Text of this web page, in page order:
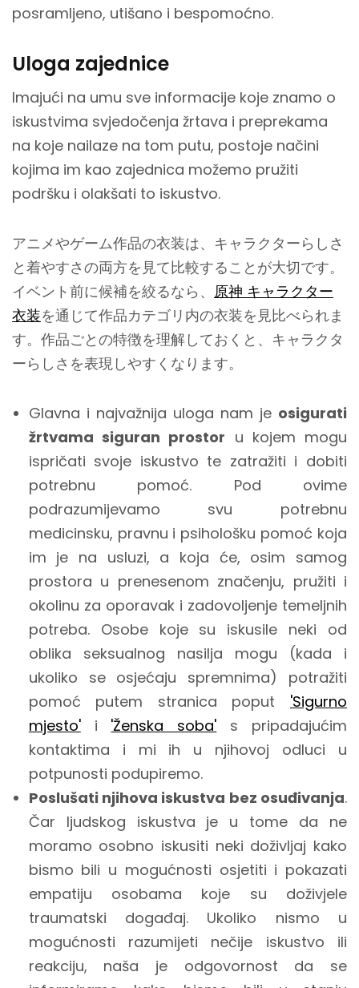
posramljeno, utišano i bespomoćno.
Uloga zajednice
Imajući na umu sve informacije koje znamo o
iskustvima svjedočenja žrtava i preprekama
na koje nailaze na tom putu, postoje načini
kojima im kao zajednica možemo pružiti
podršku i olakšati to iskustvo.
アニメやゲーム作品の衣装は、キャラクターらしさ
と着やすさの両方を見て比較することが大切です。
イベント前に候補を絞るなら、 原神 キャラクター
衣装を通じて作品カテゴリ内の衣装を見比べられま
す。作品ごとの特徴を理解しておくと、キャラクタ
ーらしさを表現しやすくなります。
Glavna i najvažnija uloga nam je osigurati
žrtvama siguran prostor u kojem mogu
ispričati svoje iskustvo te zatražiti i dobiti
potrebnu pomoć. Pod ovime
podrazumijevamo svu potrebnu
medicinsku, pravnu i psihološku pomoć koja
im je na usluzi, a koja će, osim samog
prostora u prenesenom značenju, pružiti i
okolinu za oporavak i zadovoljenje temeljnih
potreba. Osobe koje su iskusile neki od
oblika seksualnog nasilja mogu (kada i
ukoliko se osjećaju spremnima) potražiti
pomoć putem stranica poput 'Sigurno
mjesto'i 'Ženska soba' s pripadajućim
kontaktima i mi ih u njihovoj odluci u
potpunosti podupiremo.
Poslušati njihova iskustva bez osuđivanja.
Čar ljudskog iskustva je u tome da ne
moramo osobno iskusiti neki doživljaj kako
bismo bili u mogućnosti osjetiti i pokazati
empatiju osobama koje su doživjele
traumatski događaj. Ukoliko nismo u
mogućnosti razumijeti nečije iskustvo ili
reakciju, naša je odgovornost da se